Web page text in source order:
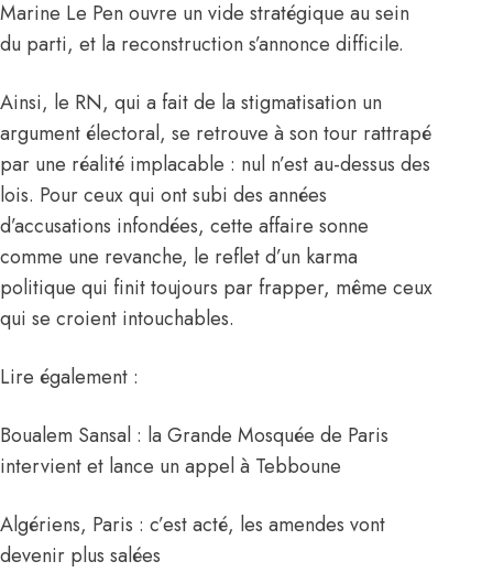
Marine Le Pen ouvre un vide stratégique au sein
du parti, et la reconstruction s’annonce difficile.
Ainsi, le RN, qui a fait de la stigmatisation un
argument électoral, se retrouve à son tour rattrapé
par une réalité implacable : nul n’est au-dessus des
lois. Pour ceux qui ont subi des années
d’accusations infondées, cette affaire sonne
comme une revanche, le reflet d’un karma
politique qui finit toujours par frapper, même ceux
qui se croient intouchables.
Lire également :
Boualem Sansal : la Grande Mosquée de Paris
intervient et lance un appel à Tebboune
Algériens, Paris : c’est acté, les amendes vont
devenir plus salées